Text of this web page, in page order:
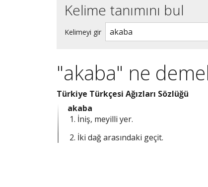
Kelime tanımını bul
Kelimeyi gir
"akaba" ne
Türkiye Türkçesi Ağızları Sözlüğü
akaba
İniş, meyilli yer.
İki dağ arasındaki geçit.